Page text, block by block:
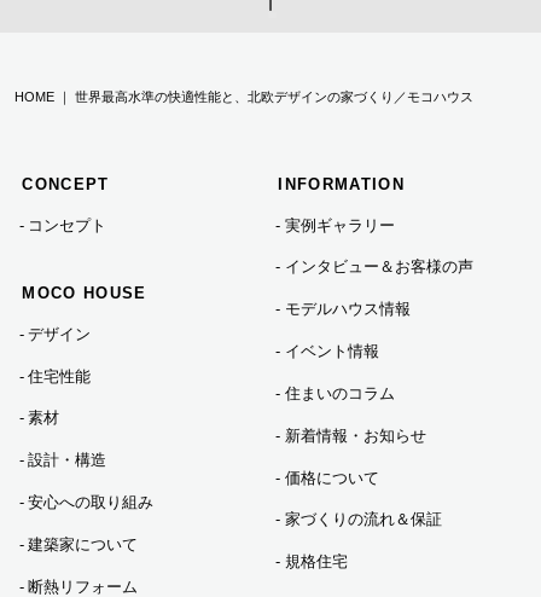
（4）ユーザーに代金を請求するために，購入された商品名
どの支払に関する情報などを利用する目的
（5）ユーザーが簡便にデータを入力できるようにするため
り，ユーザーのご指示に基づいて他のサービスなど（提携
先が提供するものも含みます）に転送したりする目的
（6）代金の支払を遅滞したり第三者に損害を発生させたり
するなど，本サービスの利用規約に違反したユーザーや，
不正・不当な目的でサービスを利用しようとするユーザー
の利用をお断りするために，利用態様，氏名や住所など個
人を特定するための情報を利用する目的
（7）ユーザーからのお問い合わせに対応するために，お問
い合わせ内容や代金の請求に関する情報など当社がユーザ
ーに対してサービスを提供するにあたって必要となる情報
や，ユーザーのサービス利用状況，連絡先情報などを利用
（8）上記の利用目的に付随する目的
HOME ｜ 世界最高水準の快適性能と、北欧デザインの家づくり／モコハウス
CONCEPT
コンセプト
MOCO HOUSE
デザイン
住宅性能
素材
設計・構造
安心への取り組み
建築家について
断熱リフォーム
INFORMATION
実例ギャラリー
インタビュー＆お客様の声
モデルハウス情報
イベント情報
住まいのコラム
新着情報・お知らせ
価格について
家づくりの流れ＆保証
規格住宅